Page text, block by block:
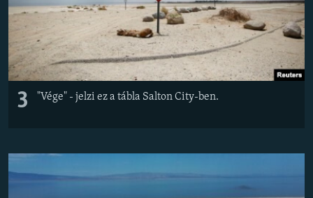
3 "Vége" - jelzi ez a tábla Salton City-ben.